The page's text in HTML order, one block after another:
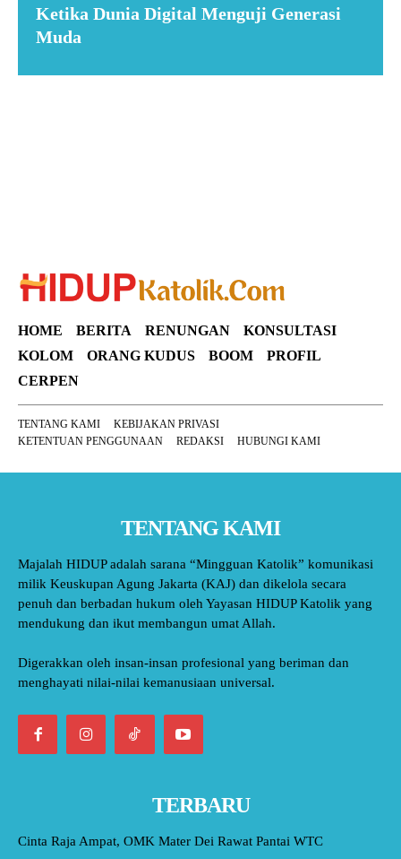
Ketika Dunia Digital Menguji Generasi
Muda
HOME BERITA RENUNGAN
KONSULTASI
KOLOM
ORANG KUDUS BOOM
PROFIL
CERPEN
TENTANG KAMI
KEBIJAKAN PRIVASI
KETENTUAN PENGGUNAAN
REDAKSI HUBUNGI KAMI
TENTANG KAMI
Majalah HIDUP adalah sarana “Mingguan Katolik” komunikasi
milik Keuskupan Agung Jakarta (KAJ) dan dikelola secara
penuh dan berbadan hukum oleh Yayasan HIDUP Katolik yang
mendukung dan ikut membangun umat Allah.
Digerakkan oleh insan-insan profesional yang beriman dan
menghayati nilai-nilai kemanusiaan universal.
TERBARU
Cinta Raja Ampat, OMK Mater Dei Rawat Pantai WTC